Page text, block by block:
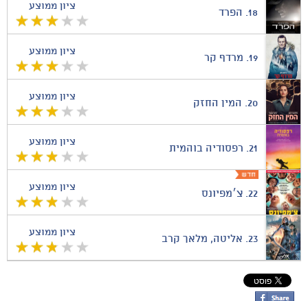
ציון ממוצע
18. הפרד
ציון ממוצע
19. מרדף קר
ציון ממוצע
20. המין החזק
ציון ממוצע
21. רפסודיה בוהמית
ציון ממוצע
22. צ׳מפיונס
ציון ממוצע
23. אליטה, מלאך קרב